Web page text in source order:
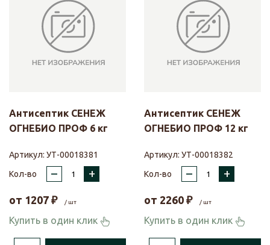
Антисептик СЕНЕЖ
ОГНЕБИО ПРОФ 6 кг
Артикул: УТ-00018381
Кол-во
– +
от 1207 ₽ / шт
Купить в один клик
Антисептик СЕНЕЖ
ОГНЕБИО ПРОФ 12 кг
Артикул: УТ-00018382
Кол-во
– +
от 2260 ₽ / шт
Купить в один клик